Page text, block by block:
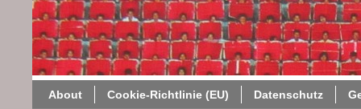
About Cookie-Richtlinie (EU) Datenschutz